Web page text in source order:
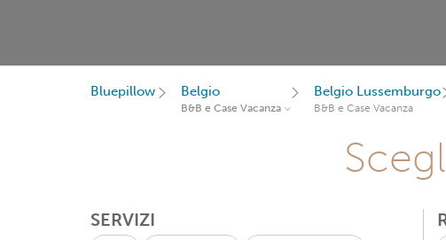
Bluepillow Belgio
B&B e Case Vacanza
Belgio Lussemburgo
B&B e Case Vacanza
SERVIZI